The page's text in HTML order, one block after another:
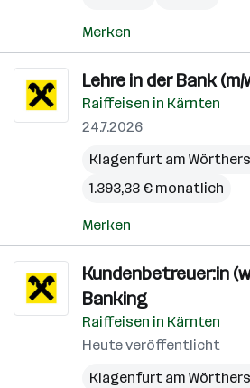
Merken
Lehre in der Bank (m/
Raiffeisen in Kärnten
24.7.2026
Klagenfurt am
1.393,33 € monatlich
Merken
Kundenbetreuer:in
Banking
Raiffeisen in Kärnten
Heute veröffentlicht
Klagenfurt am